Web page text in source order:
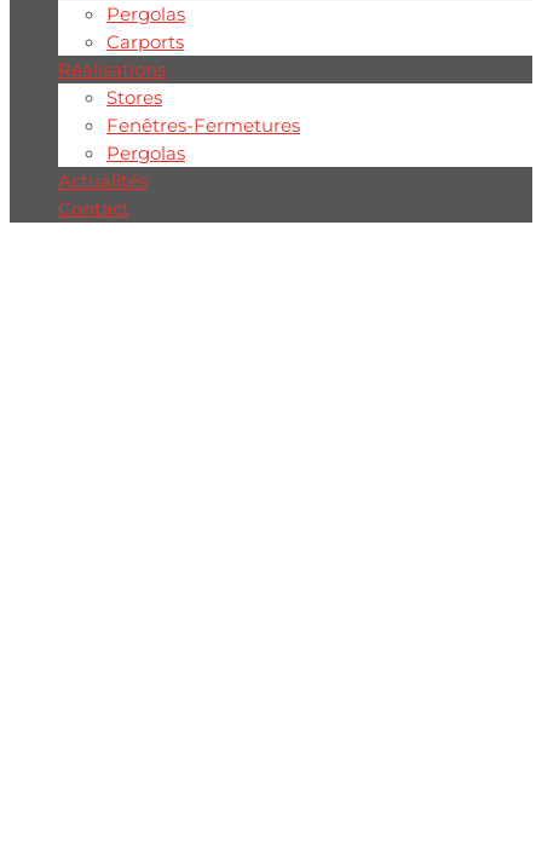
Pergolas
Carports
Réalisations
Stores
Fenêtres-Fermetures
Pergolas
Actualités
Contact